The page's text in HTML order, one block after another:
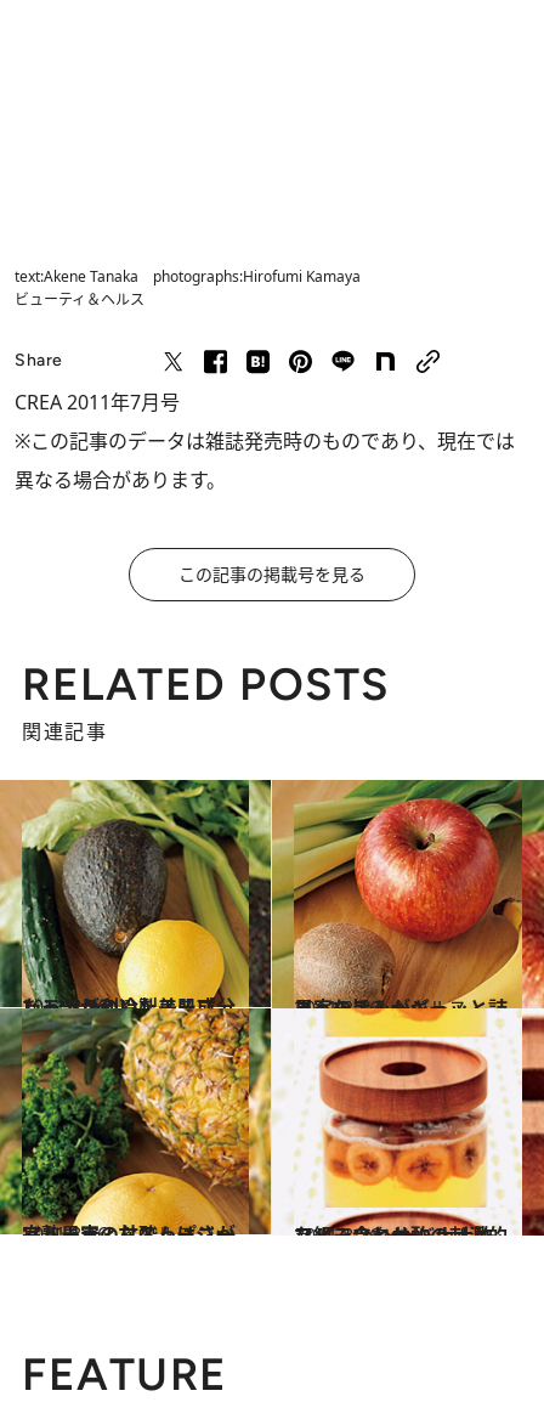
text:Akene Tanaka photographs:Hirofumi Kamaya
ビューティ＆ヘルス
Share
CREA 2011年7月号
※この記事のデータは雑誌発売時のものであり、現在では
異なる場合があります。
この記事の掲載号を見る
RELATED POSTS
関連記事
2011.8.16
レモンが利いた美肌成分たっぷりの冷製スープ
ビューティ＆ヘルス 2011.8.16
果実の旨みがギュッと詰まったスムージー
ビューティ＆ヘルス
2011.8.16
完熟果実の甘酸っぱさがフルーティなスムージー
ビューティ＆ヘルス 2011.8.26
フルーツとお酢の刺激的な組み合わせ バナナ酢
ライフスタイル
FEATURE